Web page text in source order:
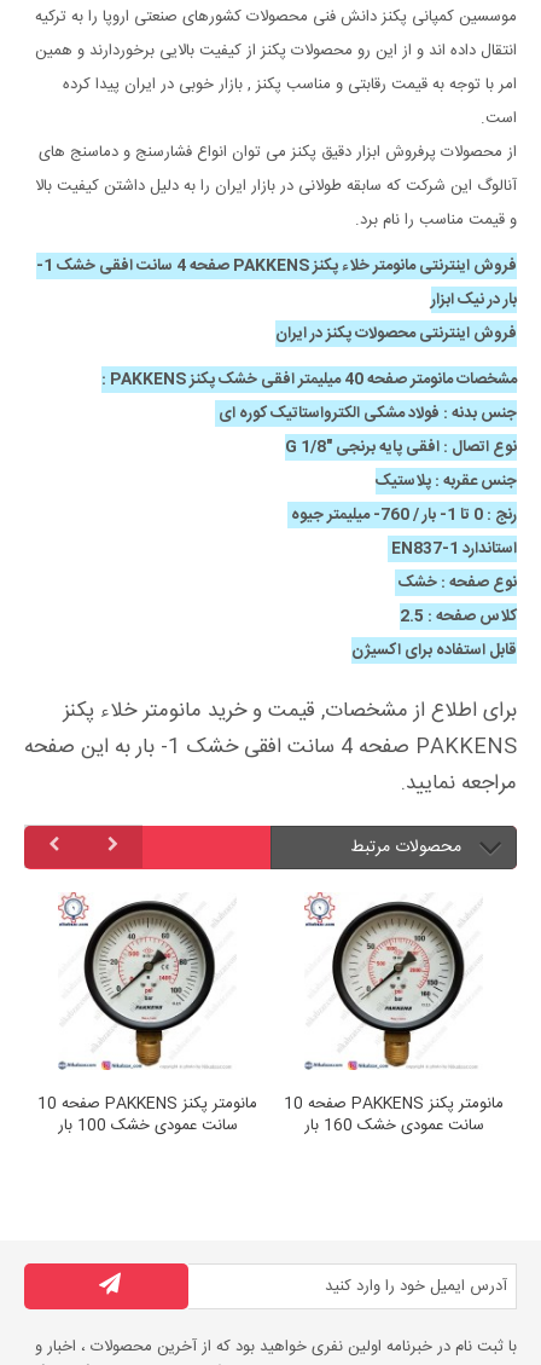
موسسین کمپانی پکنز دانش فنی محصولات کشورهای صنعتی اروپا را به ترکیه
انتقال داده اند و از این رو محصولات پکنز از کیفیت بالایی برخوردارند و همین
امر با توجه به قیمت رقابتی و مناسب پکنز , بازار خوبی در ایران پیدا کرده
است.
از محصولات پرفروش ابزار دقیق پکنز می توان انواع فشارسنج و دماسنج های
آنالوگ این شرکت که سابقه طولانی در بازار ایران را به دلیل داشتن کیفیت بالا
و قیمت مناسب را نام برد.
فروش اینترنتی مانومتر خلاء پکنز PAKKENS صفحه 4 سانت افقی خشک 1-
بار در نیک ابزار
فروش اینترنتی محصولات پکنز در ایران
مشخصات مانومتر صفحه 40 میلیمتر افقی خشک پکنز PAKKENS :
جنس بدنه : فولاد مشکی الکترواستاتیک کوره ای
نوع اتصال : افقی پایه برنجی "1/8 G
جنس عقربه : پلاستیک
رنج : 0 تا 1- بار / 760- میلیمتر جیوه
استاندارد EN837-1
نوع صفحه : خشک
کلاس صفحه : 2.5
قابل استفاده برای اکسیژن
برای اطلاع از مشخصات, قیمت و خرید مانومتر خلاء پکنز
PAKKENS صفحه 4 سانت افقی خشک 1- بار به این صفحه
مراجعه نمایید.
محصولات مرتبط
مانومتر پکنز PAKKENS صفحه 10
سانت عمودی خشک 100 بار
مانومتر پکنز PAKKENS صفحه 10
سانت عمودی خشک 160 بار
با ثبت نام در خبرنامه اولین نفری خواهید بود که از آخرین محصولات ، اخبار و